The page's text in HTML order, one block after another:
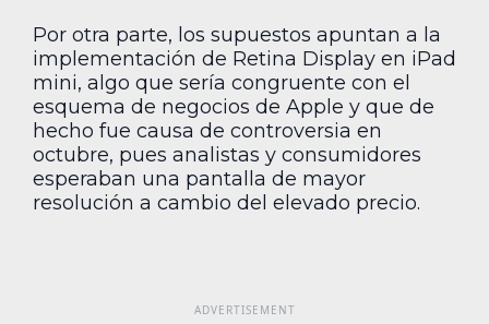
Por otra parte, los supuestos apuntan a la
implementación de Retina Display en iPad
mini, algo que sería congruente con el
esquema de negocios de Apple y que de
hecho fue causa de controversia en
octubre, pues analistas y consumidores
esperaban una pantalla de mayor
resolución a cambio del elevado precio.